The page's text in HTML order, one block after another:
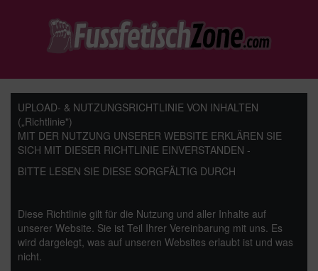
UPLOAD- & NUTZUNGSRICHTLINIE VON INHALTEN
(„Richtlinie")
MIT DER NUTZUNG UNSERER WEBSITE ERKLÄREN SIE
SICH MIT DIESER RICHTLINIE EINVERSTANDEN -
BITTE LESEN SIE DIESE SORGFÄLTIG DURCH
Diese Richtlinie gilt für die Nutzung und aller Inhalte auf
unserer Website. Sie ist Teil Ihrer Vereinbarung mit uns. Es
wird dargelegt, was auf unseren Websites erlaubt ist und was
nicht.